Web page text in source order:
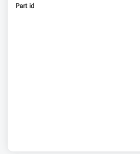
Part id